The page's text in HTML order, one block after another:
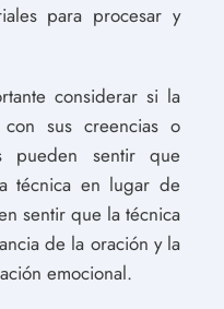
para procesar y
considerar si la
sus creencias o
pueden sentir que
técnica en lugar de
sentir que la técnica
de la oración y la
emocional.